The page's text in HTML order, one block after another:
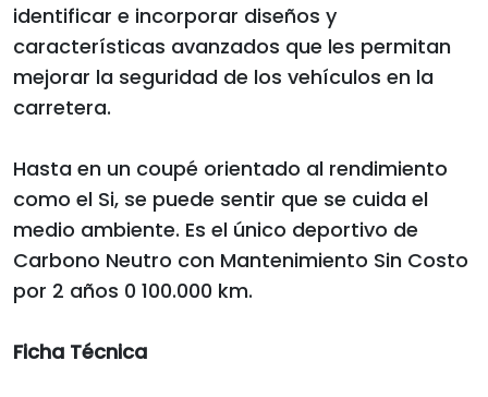
identificar e incorporar diseños y
características avanzados que les permitan
mejorar la seguridad de los vehículos en la
carretera.
Hasta en un coupé orientado al rendimiento
como el Si, se puede sentir que se cuida el
medio ambiente. Es el único deportivo de
Carbono Neutro con Mantenimiento Sin Costo
por 2 años 0 100.000 km.
Ficha Técnica